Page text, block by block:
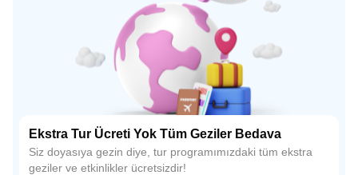
Ekstra Tur Ücreti Yok Tüm Geziler Bedava
Siz doyasıya gezin diye, tur programımızdaki tüm ekstra
geziler ve etkinlikler ücretsizdir!